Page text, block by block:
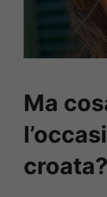
Ma
croata?